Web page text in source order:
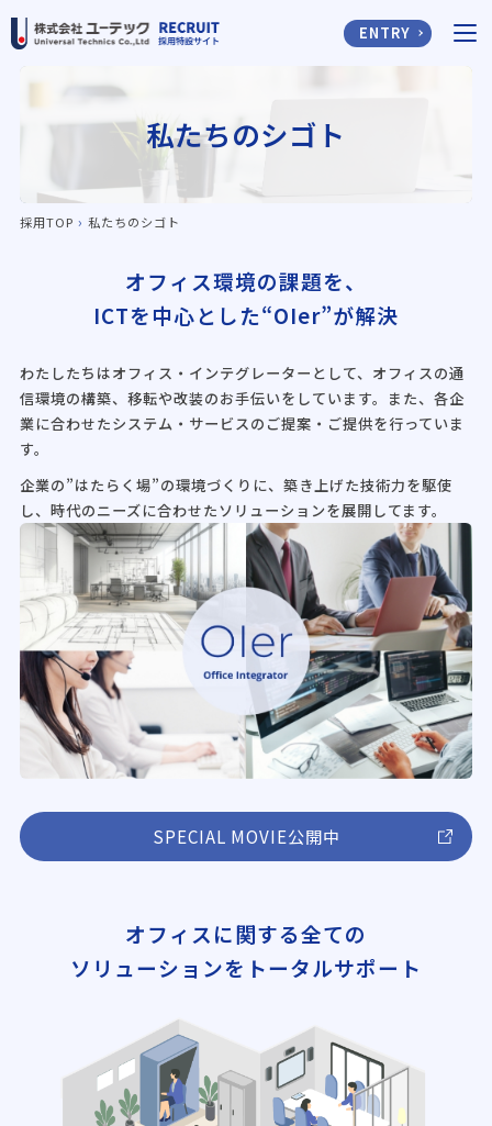
ENTRY
私たちのシゴト
採用TOP › 私たちのシゴト
オフィス環境の課題を、
ICTを中心とした“OIer”が解決
わたしたちはオフィス・インテグレーターとして、オフィスの通
信環境の構築、移転や改装のお手伝いをしています。また、各企
業に合わせたシステム・サービスのご提案・ご提供を行っていま
す。
企業の”はたらく場”の環境づくりに、築き上げた技術力を駆使
し、時代のニーズに合わせたソリューションを展開してます。
SPECIAL MOVIE公開中
オフィスに関する全ての
ソリューションをトータルサポート